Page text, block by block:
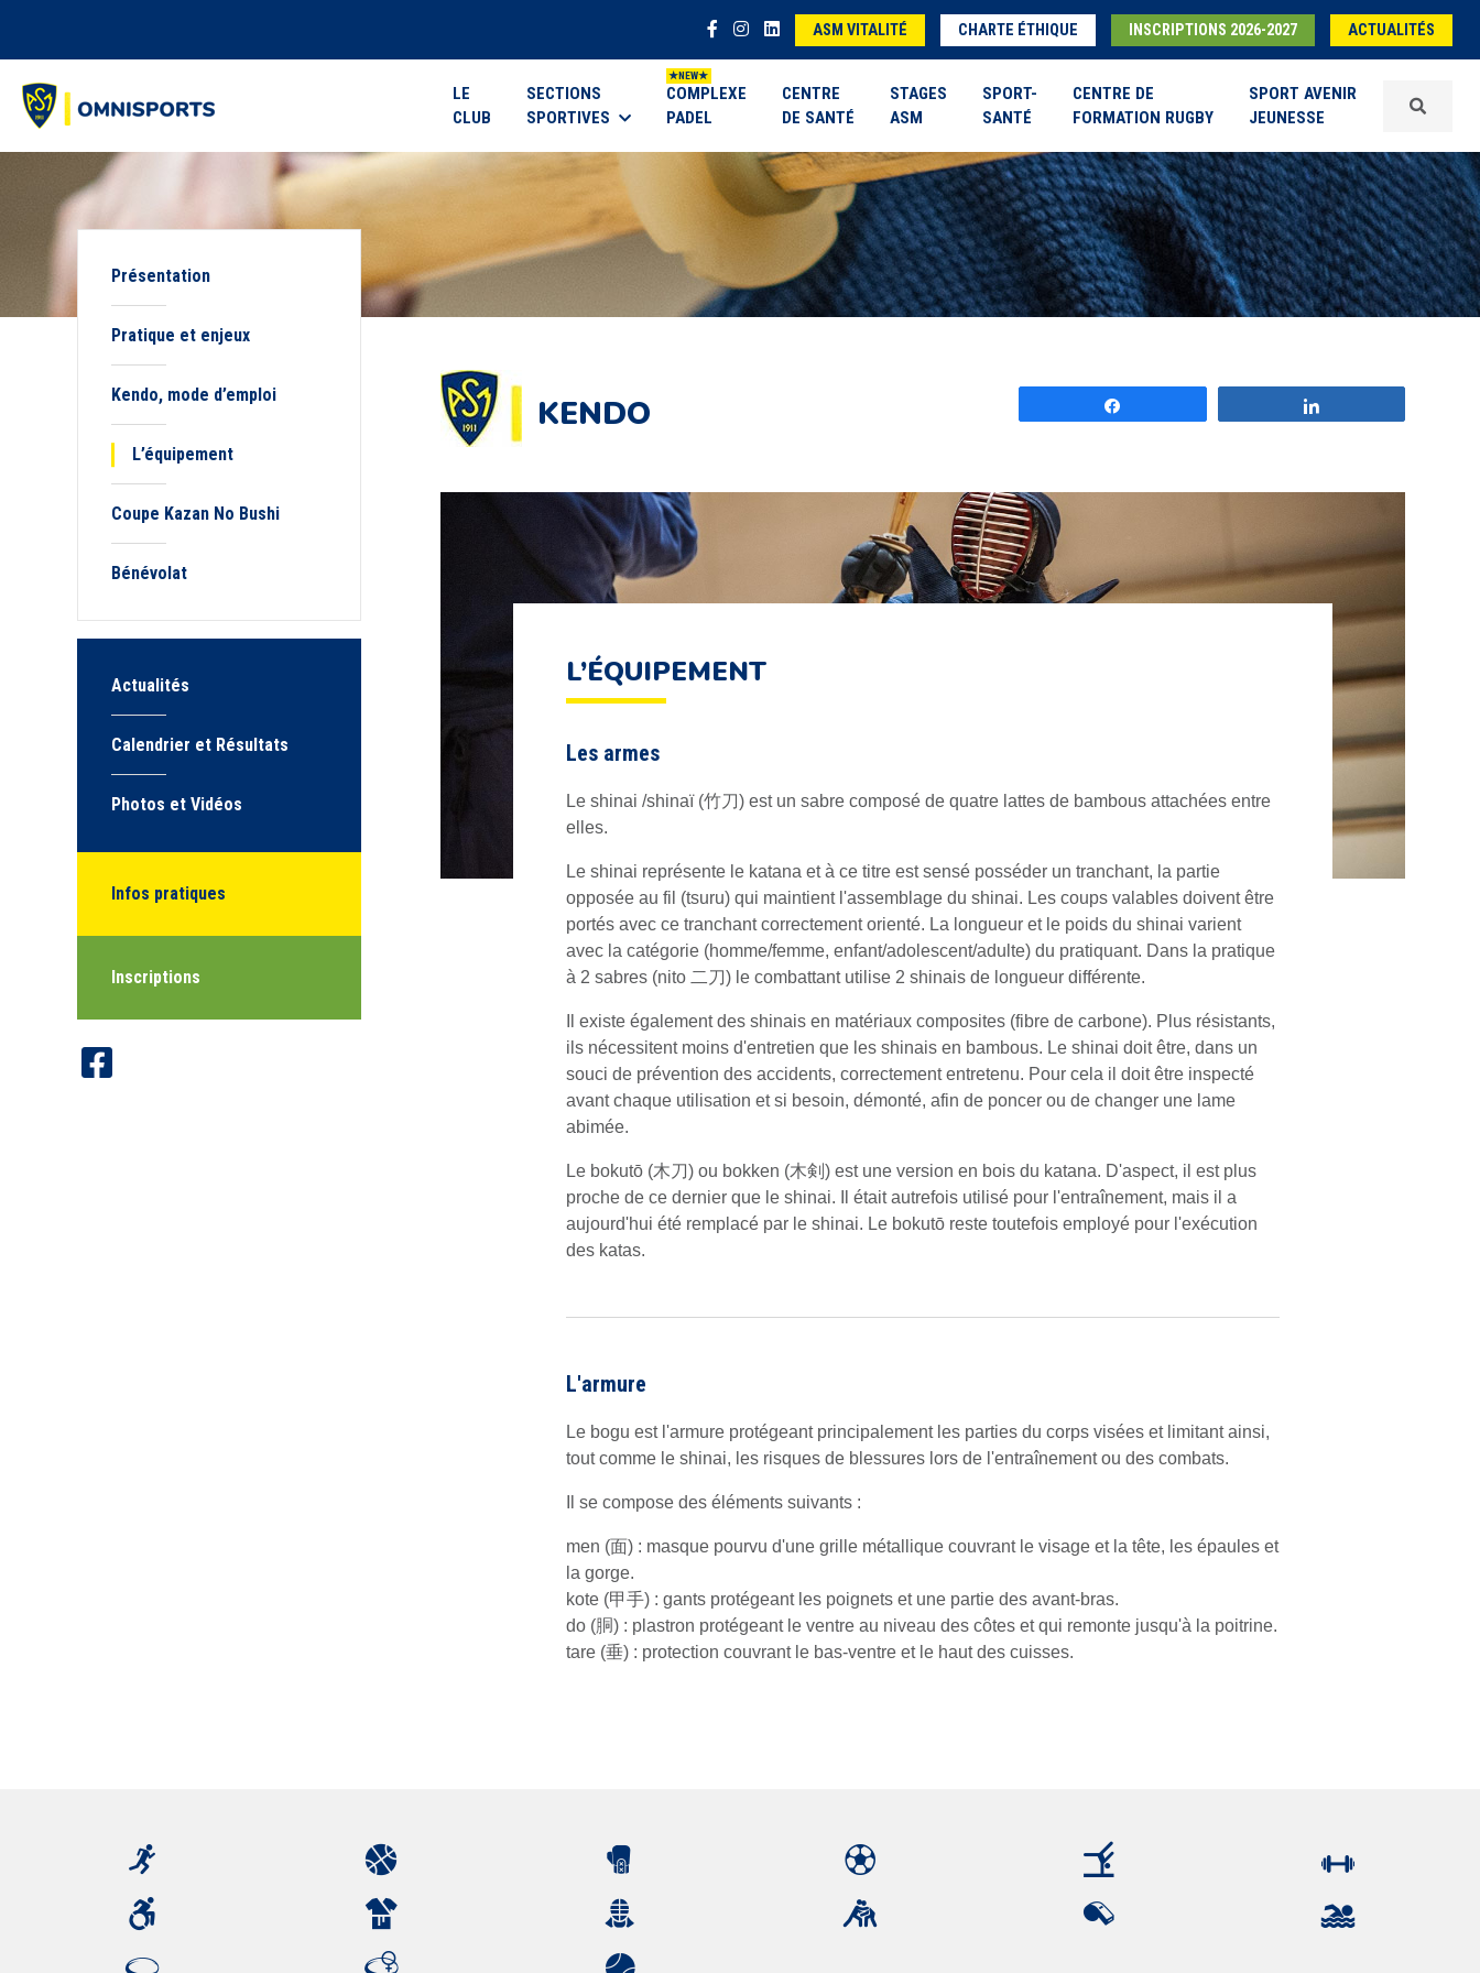
ASM VITALITÉ CHARTE ÉTHIQUE INSCRIPTIONS 2026-2027 ACTUALITÉS
LE
CLUB
SECTIONS
SPORTIVES
COMPLEXE
PADEL
CENTRE
DE SANTÉ
STAGES
ASM
SPORT-
SANTÉ
CENTRE DE
FORMATION RUGBY
SPORT AVENIR
JEUNESSE
Présentation
Pratique et enjeux
Kendo, mode d’emploi
L’équipement
Coupe Kazan No Bushi
Bénévolat
Actualités
Calendrier et Résultats
Photos et Vidéos
Infos pratiques
Inscriptions
KENDO
L’ÉQUIPEMENT
Les armes
Le shinai /shinaï (竹刀) est un sabre composé de quatre lattes de bambous attachées entre
elles.
Le shinai représente le katana et à ce titre est sensé posséder un tranchant, la partie
opposée au fil (tsuru) qui maintient l'assemblage du shinai. Les coups valables doivent être
portés avec ce tranchant correctement orienté. La longueur et le poids du shinai varient
avec la catégorie (homme/femme, enfant/adolescent/adulte) du pratiquant. Dans la pratique
à 2 sabres (nito 二刀) le combattant utilise 2 shinais de longueur différente.
Il existe également des shinais en matériaux composites (fibre de carbone). Plus résistants,
ils nécessitent moins d'entretien que les shinais en bambous. Le shinai doit être, dans un
souci de prévention des accidents, correctement entretenu. Pour cela il doit être inspecté
avant chaque utilisation et si besoin, démonté, afin de poncer ou de changer une lame
abimée.
Le bokutō (木刀) ou bokken (木剣) est une version en bois du katana. D'aspect, il est plus
proche de ce dernier que le shinai. Il était autrefois utilisé pour l'entraînement, mais il a
aujourd'hui été remplacé par le shinai. Le bokutō reste toutefois employé pour l'exécution
des katas.
L'armure
Le bogu est l'armure protégeant principalement les parties du corps visées et limitant ainsi,
tout comme le shinai, les risques de blessures lors de l'entraînement ou des combats.
Il se compose des éléments suivants :
men (面) : masque pourvu d'une grille métallique couvrant le visage et la tête, les épaules et
la gorge.
kote (甲手) : gants protégeant les poignets et une partie des avant-bras.
do (胴) : plastron protégeant le ventre au niveau des côtes et qui remonte jusqu'à la poitrine.
tare (垂) : protection couvrant le bas-ventre et le haut des cuisses.